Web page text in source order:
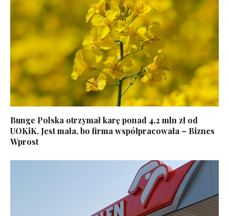
Bunge Polska otrzymał karę ponad 4,2 mln zł od
UOKiK. Jest mała, bo firma współpracowała – Biznes
Wprost